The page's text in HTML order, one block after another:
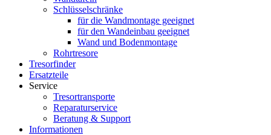
Schlüsselschränke
für die Wandmontage geeignet
für den Wandeinbau geeignet
Wand und Bodenmontage
Rohrtresore
Tresorfinder
Ersatzteile
Service
Tresortransporte
Reparaturservice
Beratung & Support
Informationen